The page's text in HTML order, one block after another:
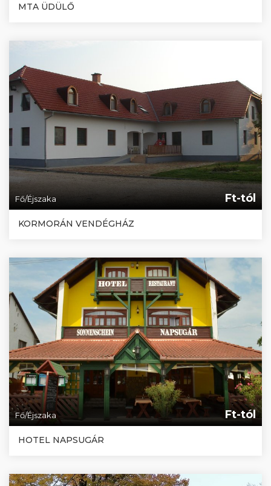
MTA ÜDÜLŐ
Fő/Éjszaka Ft-tól
KORMORÁN VENDÉGHÁZ
Fő/Éjszaka Ft-tól
HOTEL NAPSUGÁR